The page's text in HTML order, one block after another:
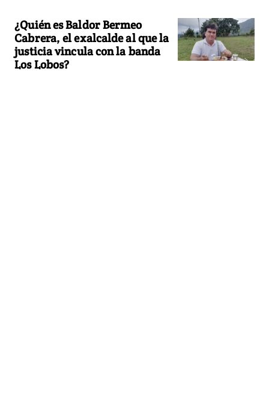
¿Quién es Baldor Bermeo
Cabrera, el exalcalde al que la
justicia vincula con la banda
Los Lobos?